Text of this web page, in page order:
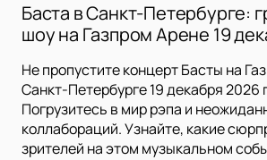
Баста в Санкт-Петербурге:
шоу на Газпром Арене 19
Не пропустите концерт Басты на
Санкт-Петербурге 19 декабря 2026
Погрузитесь в мир рэпа и
коллабораций. Узнайте, какие
зрителей на этом музыкальном